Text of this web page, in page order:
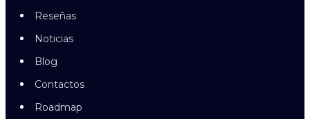
Reseñas
Noticias
Blog
Contactos
Roadmap